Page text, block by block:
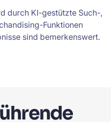
durch KI-gestützte Such-,
Funktionen
sind bemerkenswert.